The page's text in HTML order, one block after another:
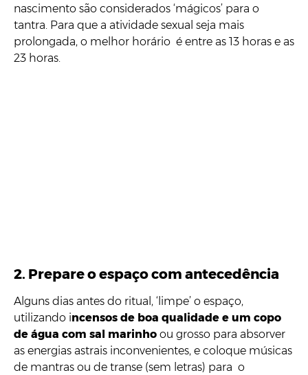
nascimento são considerados ‘mágicos’ para o
tantra. Para que a atividade sexual seja mais
prolongada, o melhor horário é entre as 13 horas e as
23 horas.
2. Prepare o espaço com antecedência
Alguns dias antes do ritual, ‘limpe’ o espaço,
utilizando incensos de boa qualidade e um copo
de água com sal marinho ou grosso para absorver
as energias astrais inconvenientes, e coloque músicas
de mantras ou de transe (sem letras) para o